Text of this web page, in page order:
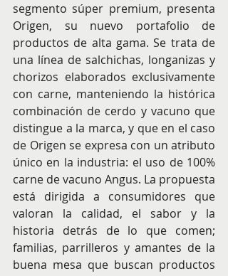
segmento súper premium, presenta
Origen, su nuevo portafolio de
productos de alta gama. Se trata de
una línea de salchichas, longanizas y
chorizos elaborados exclusivamente
con carne, manteniendo la histórica
combinación de cerdo y vacuno que
distingue a la marca, y que en el caso
de Origen se expresa con un atributo
único en la industria: el uso de 100%
carne de vacuno Angus. La propuesta
está dirigida a consumidores que
valoran la calidad, el sabor y la
historia detrás de lo que comen;
familias, parrilleros y amantes de la
buena mesa que buscan productos